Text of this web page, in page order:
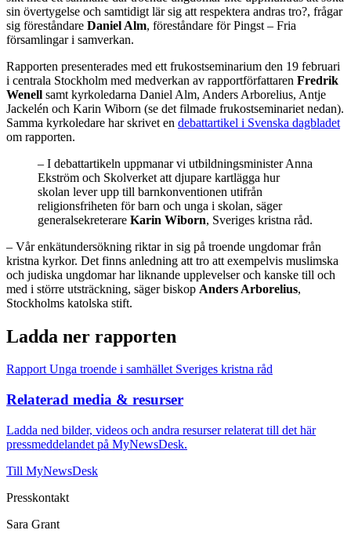
sin övertygelse och samtidigt lär sig att respektera andras tro?, frågar
sig föreståndare Daniel Alm, föreståndare för Pingst – Fria
församlingar i samverkan.
Rapporten presenterades med ett frukostseminarium den 19 februari
i centrala Stockholm med medverkan av rapportförfattaren Fredrik
Wenell samt kyrkoledarna Daniel Alm, Anders Arborelius, Antje
Jackelén och Karin Wiborn (se det filmade frukostseminariet nedan).
Samma kyrkoledare har skrivet en debattartikel i Svenska dagbladet
om rapporten.
– I debattartikeln uppmanar vi utbildningsminister Anna
Ekström och Skolverket att djupare kartlägga hur
skolan lever upp till barnkonventionen utifrån
religionsfriheten för barn och unga i skolan, säger
generalsekreterare Karin Wiborn, Sveriges kristna råd.
– Vår enkätundersökning riktar in sig på troende ungdomar från
kristna kyrkor. Det finns anledning att tro att exempelvis muslimska
och judiska ungdomar har liknande upplevelser och kanske till och
med i större utsträckning, säger biskop Anders Arborelius,
Stockholms katolska stift.
Ladda ner rapporten
Rapport Unga troende i samhället Sveriges kristna råd
Relaterad media & resurser
Ladda ned bilder, videos och andra resurser relaterat till det här
pressmeddelandet på MyNewsDesk.
Till MyNewsDesk
Presskontakt
Sara Grant